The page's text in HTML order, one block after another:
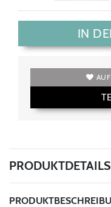
IN
PRODUKTDETAILS